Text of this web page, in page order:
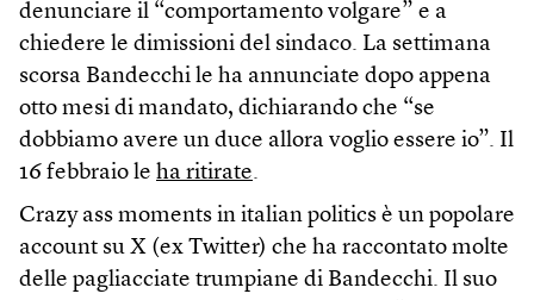
denunciare il “comportamento volgare” e a
chiedere le dimissioni del sindaco. La settimana
scorsa Bandecchi le ha annunciate dopo appena
otto mesi di mandato, dichiarando che “se
dobbiamo avere un duce allora voglio essere io”. Il
16 febbraio le ha ritirate.
Crazy ass moments in italian politics è un popolare
account su X (ex Twitter) che ha raccontato molte
delle pagliacciate trumpiane di Bandecchi. Il suo